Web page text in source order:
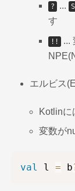
? ...
す
!!
...
エルビス
Kotlinに
変数が
val l = b